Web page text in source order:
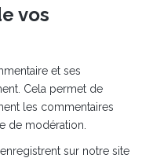
vos
et ses
Cela permet de
les commentaires
de modération.
sur notre site